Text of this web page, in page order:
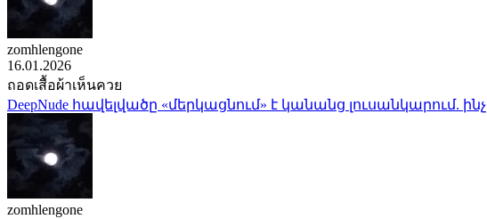
zomhlengone
16.01.2026
ถอดเสื้อผ้าเห็นควย
DeepNude հավելվածը «մերկացնում» է կանանց լուսանկարում.
zomhlengone